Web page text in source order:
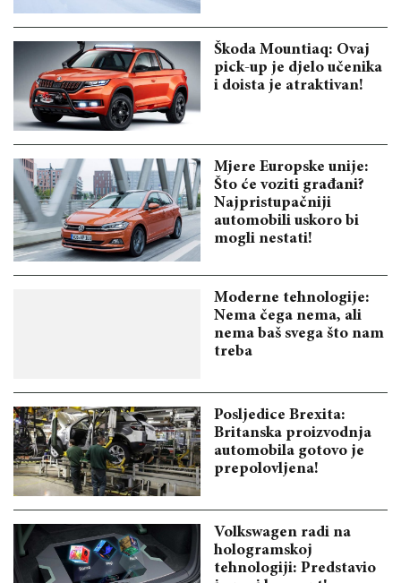
Škoda Mountiaq: Ovaj
pick-up je djelo učenika
i doista je atraktivan!
Mjere Europske unije:
Što će voziti građani?
Najpristupačniji
automobili uskoro bi
mogli nestati!
Moderne tehnologije:
Nema čega nema, ali
nema baš svega što nam
treba
Posljedice Brexita:
Britanska proizvodnja
automobila gotovo je
prepolovljena!
Volkswagen radi na
hologramskoj
tehnologiji: Predstavio